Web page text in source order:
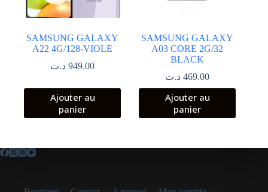
SAMSUNG GALAXY
A22 4G/128-VIOLE
949.00 د.ت
Ajouter au
panier
SAMSUNG GALAXY
A03 CORE 2G/32
BLACK
469.00 د.ت
Ajouter au
panier